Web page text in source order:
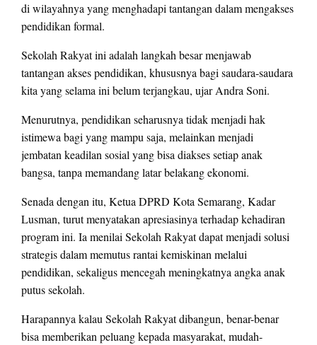
di wilayahnya yang menghadapi tantangan dalam mengakses
pendidikan formal.
Sekolah Rakyat ini adalah langkah besar menjawab
tantangan akses pendidikan, khususnya bagi saudara-saudara
kita yang selama ini belum terjangkau, ujar Andra Soni.
Menurutnya, pendidikan seharusnya tidak menjadi hak
istimewa bagi yang mampu saja, melainkan menjadi
jembatan keadilan sosial yang bisa diakses setiap anak
bangsa, tanpa memandang latar belakang ekonomi.
Senada dengan itu, Ketua DPRD Kota Semarang, Kadar
Lusman, turut menyatakan apresiasinya terhadap kehadiran
program ini. Ia menilai Sekolah Rakyat dapat menjadi solusi
strategis dalam memutus rantai kemiskinan melalui
pendidikan, sekaligus mencegah meningkatnya angka anak
putus sekolah.
Harapannya kalau Sekolah Rakyat dibangun, benar-benar
bisa memberikan peluang kepada masyarakat, mudah-